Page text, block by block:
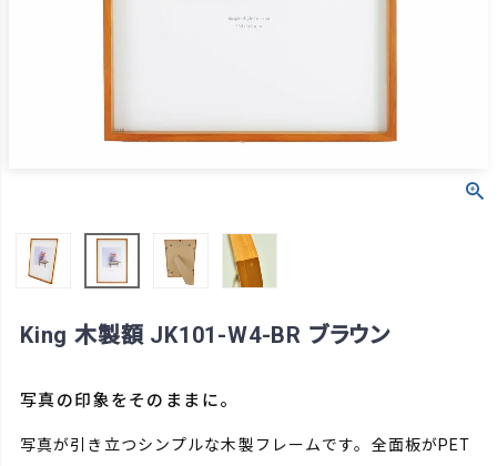
King 木製額 JK101-W4-BR ブラウン
写真の印象をそのままに。
写真が引き立つシンプルな木製フレームです。全面板がPET